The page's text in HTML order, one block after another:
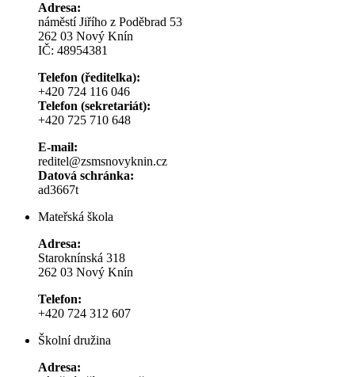
Adresa:
náměstí Jiřího z Poděbrad 53
262 03 Nový Knín
IČ: 48954381
Telefon (ředitelka):
+420 724 116 046
Telefon (sekretariát):
+420 725 710 648
E-mail:
reditel@zsmsnovyknin.cz
Datová schránka:
ad3667t
Mateřská škola
Adresa:
Staroknínská 318
262 03 Nový Knín
Telefon:
+420 724 312 607
Školní družina
Adresa: